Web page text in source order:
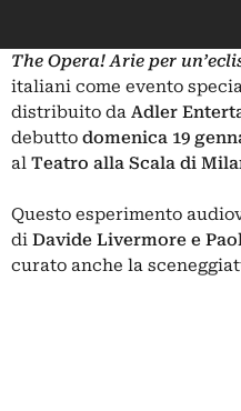
The Opera! Arie per
italiani come evento
distribuito da Adler
debutto domenica 19
al Teatro alla Scala di
Questo esperimento
di Davide Livermore e
curato anche la